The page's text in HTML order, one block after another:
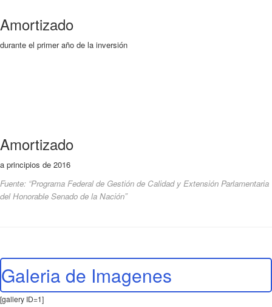
Amortizado
durante el primer año de la inversión
Amortizado
a principios de 2016
Fuente: “Programa Federal de Gestión de Calidad y Extensión Parlamentaria
del Honorable Senado de la Nación”
Galeria de Imagenes
[gallery ID=1]